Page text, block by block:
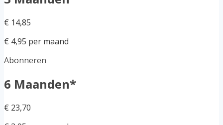
€ 14,85
€ 4,95 per maand
Abonneren
6 Maanden*
€ 23,70